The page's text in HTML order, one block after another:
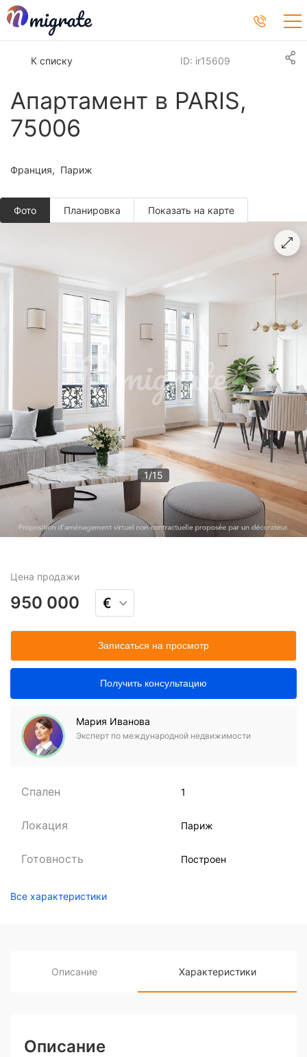
К списку
Апартамент в PARIS,
75006
ID: ir15609
Франция Париж
Фото
1/15
Планировкa Показать на карте
Цена продажи
950 000
Записаться на просмотр
Получить консультацию
Мария Иванова
Эксперт по международной недвижимости
Спален 1
Локация Париж
Готовность Построен
Все характеристики
Описание Характеристики
Описание